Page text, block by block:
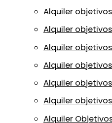
Alquiler
Alquiler
Alquiler
Alquiler
Alquiler objetivos
Alquiler objetivos
Alquiler Objetivos